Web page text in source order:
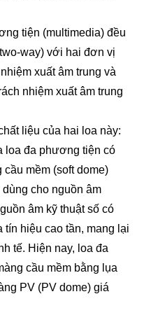
tiện (multimedia) đều
way) với hai đơn vị
xuất âm trung và
nhiệm xuất âm trung
liệu của hai loa này:
loa đa phương tiện có
mềm (soft dome)
cho nguồn âm
âm kỹ thuật số có
tín hiệu cao tần, mang lại
tế. Hiện nay, loa đa
cầu mềm bằng lụa
PV (PV dome) giá